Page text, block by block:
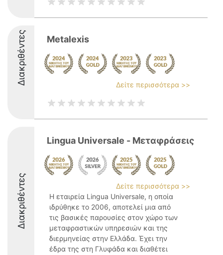
Διακριθέντες Metalexis
Δείτε περισσότερα >>
Διακριθέντες
Lingua Universale - Μεταφράσεις
Δείτε περισσότερα >>
Η εταιρεία Lingua Universale, η οποία
ιδρύθηκε το 2006, αποτελεί μια από
τις βασικές παρουσίες στον χώρο των
μεταφραστικών υπηρεσιών και της
διερμηνείας στην Ελλάδα. Έχει την
έδρα της στη Γλυφάδα και διαθέτει